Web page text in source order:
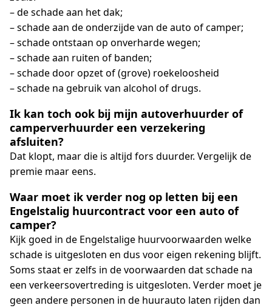
– de schade aan het dak;
– schade aan de onderzijde van de auto of camper;
– schade ontstaan op onverharde wegen;
– schade aan ruiten of banden;
– schade door opzet of (grove) roekeloosheid
– schade na gebruik van alcohol of drugs.
Ik kan toch ook bij mijn autoverhuurder of
camperverhuurder een verzekering
afsluiten?
Dat klopt, maar die is altijd fors duurder. Vergelijk de
premie maar eens.
Waar moet ik verder nog op letten bij een
Engelstalig huurcontract voor een auto of
camper?
Kijk goed in de Engelstalige huurvoorwaarden welke
schade is uitgesloten en dus voor eigen rekening blijft.
Soms staat er zelfs in de voorwaarden dat schade na
een verkeersovertreding is uitgesloten. Verder moet je
geen andere personen in de huurauto laten rijden dan